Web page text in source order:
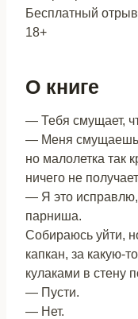
Бесплатный
18+
О книге
— Тебя смущает,
— Меня смущаешь
но малолетка так
ничего не
— Я это
парниша.
Собираюсь уйти,
капкан, за какую-
кулаками в стену
— Пусти.
— Нет.